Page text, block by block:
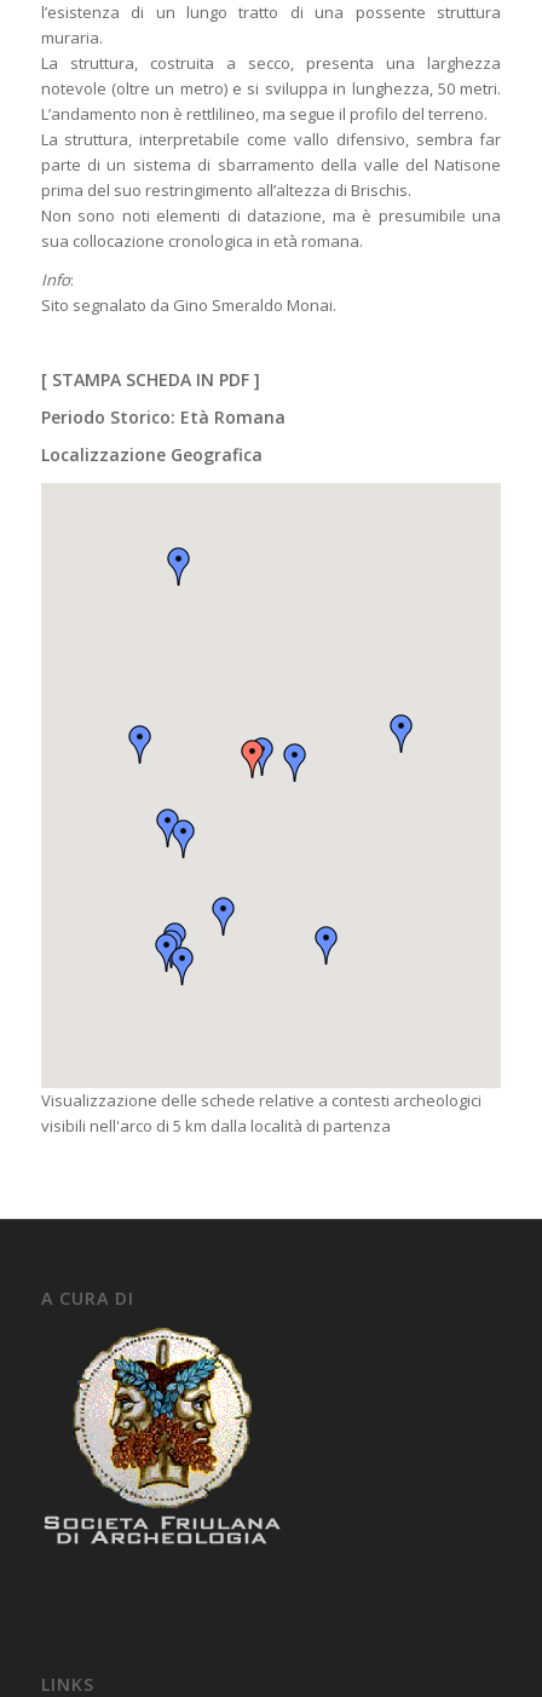
l’esistenza di un lungo tratto di una possente struttura
muraria.
La struttura, costruita a secco, presenta una larghezza
notevole (oltre un metro) e si sviluppa in lunghezza, 50 metri.
L’andamento non è rettlilineo, ma segue il profilo del terreno.
La struttura, interpretabile come vallo difensivo, sembra far
parte di un sistema di sbarramento della valle del Natisone
prima del suo restringimento all’altezza di Brischis.
Non sono noti elementi di datazione, ma è presumibile una
sua collocazione cronologica in età romana.
Info:
Sito segnalato da Gino Smeraldo Monai.
[ STAMPA SCHEDA IN PDF]
Periodo Storico: Età Romana
Localizzazione Geografica
Visualizzazione delle schede relative a contesti archeologici
visibili nell'arco di 5 km dalla località di partenza
A CURA DI
LINKS